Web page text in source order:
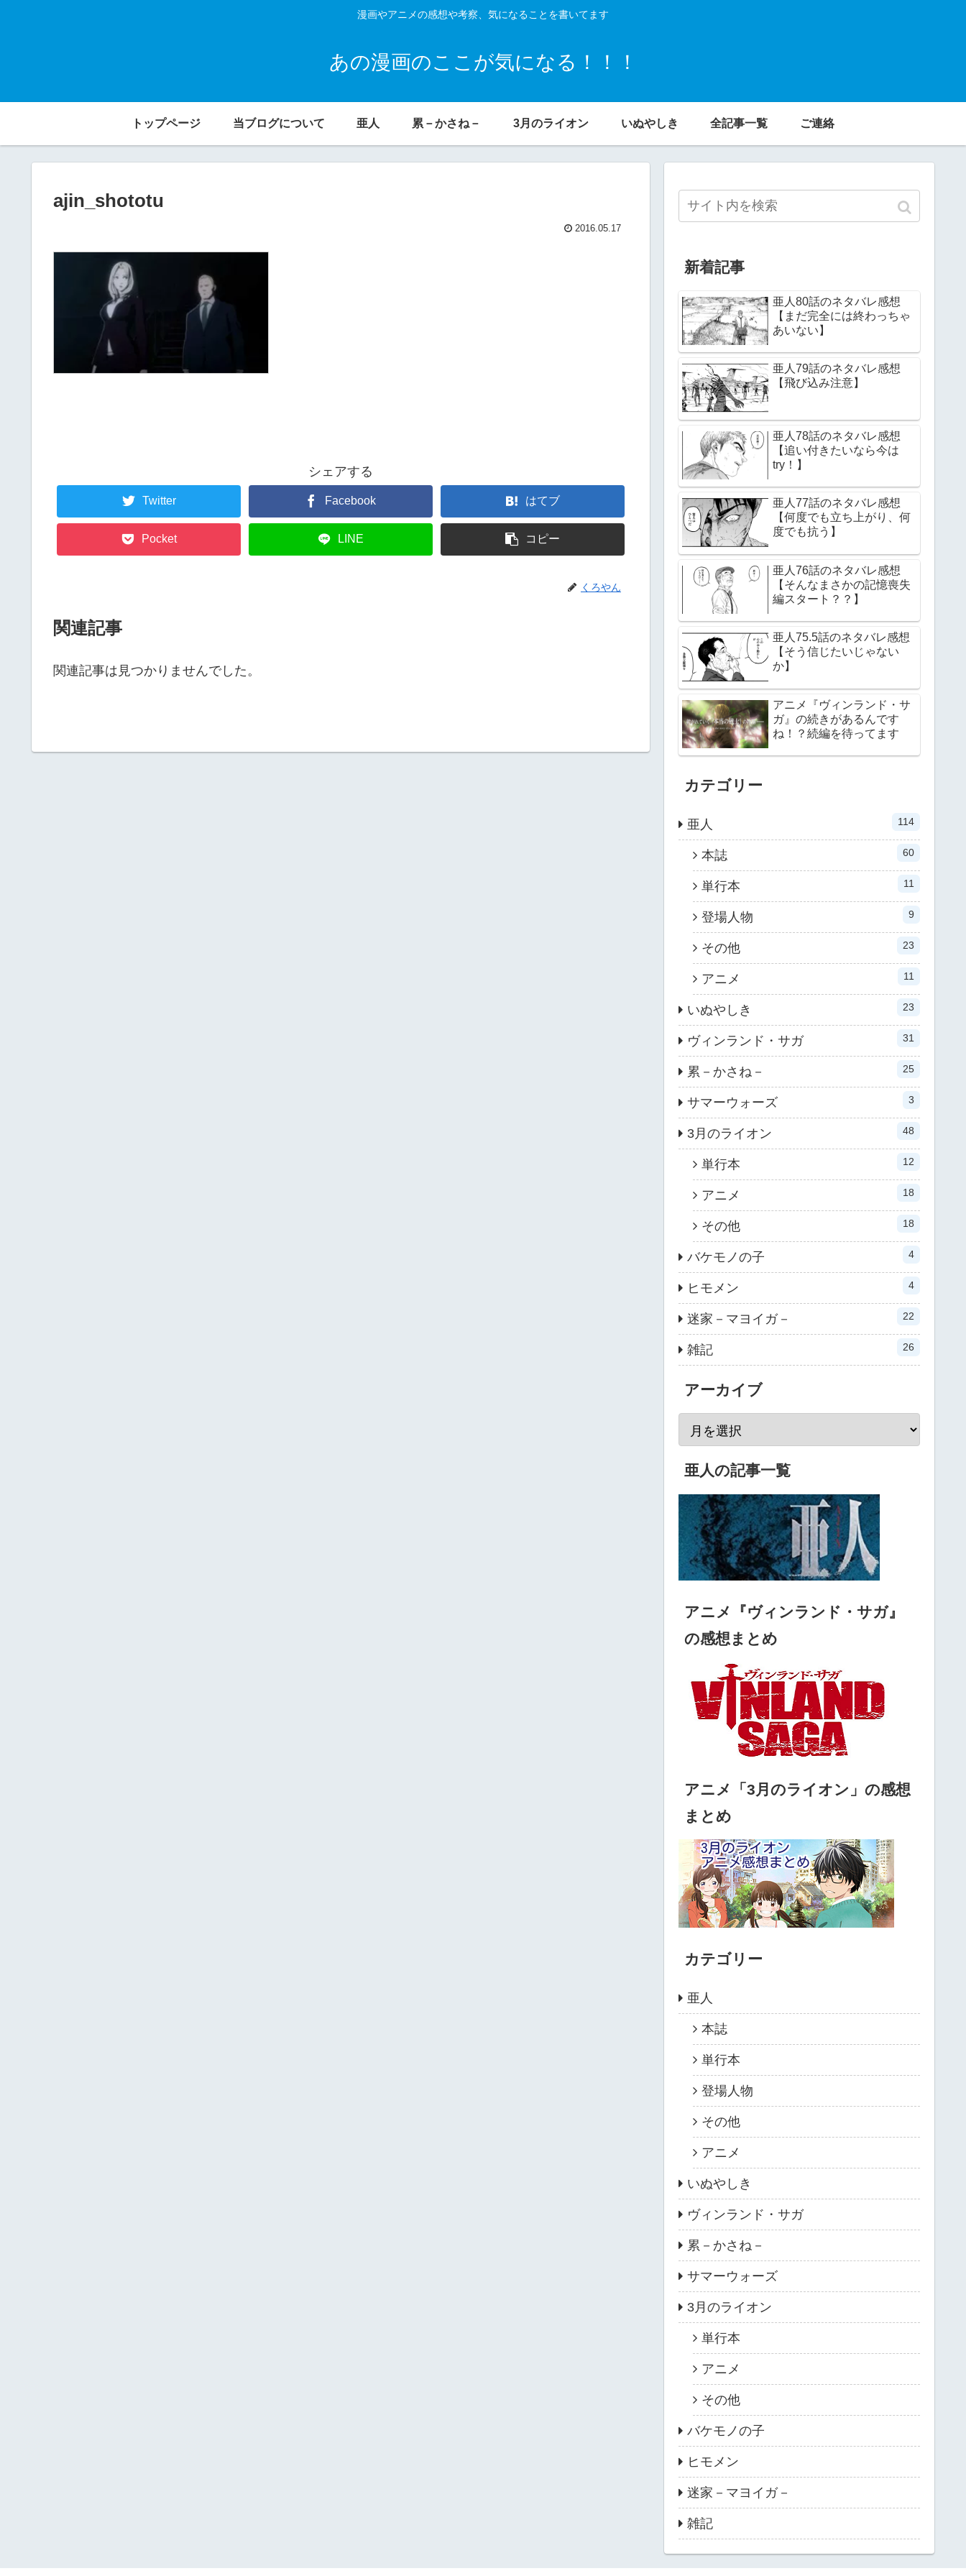
漫画やアニメの感想や考察、気になることを書いてます
あの漫画のここが気になる！！！
トップページ 当ブログについて 亜人 累－かさね－ 3月のライオン いぬやしき 全記事一覧 ご連絡
ajin_shototu
2016.05.17
シェアする
Twitter Facebook はてブ
Pocket LINE コピー
くろやん
関連記事
関連記事は見つかりませんでした。
新着記事
亜人80話のネタバレ感想
【まだ完全には終わっちゃ
あいない】
亜人79話のネタバレ感想
【飛び込み注意】
亜人78話のネタバレ感想
【追い付きたいなら今は
try！】
亜人77話のネタバレ感想
【何度でも立ち上がり、何
度でも抗う】
亜人76話のネタバレ感想
【そんなまさかの記憶喪失
編スタート？？】
亜人75.5話のネタバレ感想
【そう信じたいじゃない
か】
アニメ『ヴィンランド・サ
ガ』の続きがあるんです
ね！？続編を待ってます
カテゴリー
亜人 114
本誌 60
単行本 11
登場人物 9
その他 23
アニメ 11
いぬやしき 23
ヴィンランド・サガ 31
累－かさね－ 25
サマーウォーズ 3
3月のライオン 48
単行本 12
アニメ 18
その他 18
バケモノの子 4
ヒモメン 4
迷家－マヨイガ－ 22
雑記 26
アーカイブ
亜人の記事一覧
アニメ『ヴィンランド・サガ』
の感想まとめ
アニメ「3月のライオン」の感想
まとめ
カテゴリー
亜人
本誌
単行本
登場人物
その他
アニメ
いぬやしき
ヴィンランド・サガ
累－かさね－
サマーウォーズ
3月のライオン
単行本
アニメ
その他
バケモノの子
ヒモメン
迷家－マヨイガ－
雑記